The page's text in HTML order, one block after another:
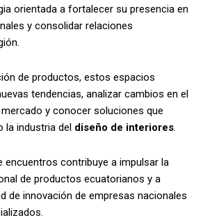
orientada a fortalecer su presencia en
y consolidar relaciones
de productos, estos espacios
tendencias, analizar cambios en el
y conocer soluciones que
la industria del diseño de interiores.
encuentros contribuye a impulsar la
de productos ecuatorianos y a
de innovación de empresas nacionales